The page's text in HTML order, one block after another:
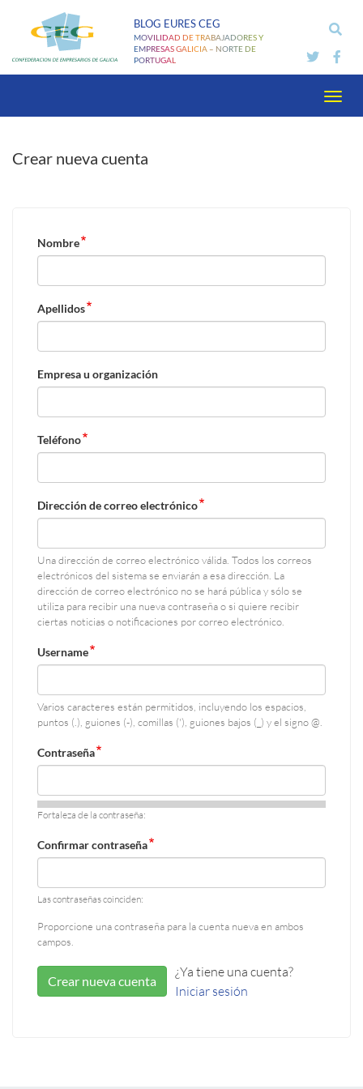
contenido
BLOG EURES CEG
MOVILIDAD DE TRABAJADORES Y
EMPRESAS GALICIA – NORTE DE
PORTUGAL
Crear nueva cuenta
Nombre
Apellidos
Empresa u organización
Teléfono
Dirección de correo electrónico
Una dirección de correo electrónico válida. Todos los correos
electrónicos del sistema se enviarán a esa dirección. La
dirección de correo electrónico no se hará pública y sólo se
utiliza para recibir una nueva contraseña o si quiere recibir
ciertas noticias o notificaciones por correo electrónico.
Username
Varios caracteres están permitidos, incluyendo los espacios,
puntos (.), guiones (-), comillas ('), guiones bajos (_) y el signo @.
Contraseña
Fortaleza de la contraseña:
Confirmar contraseña
Las contraseñas coinciden:
Proporcione una contraseña para la cuenta nueva en ambos
campos.
Crear nueva cuenta
¿Ya tiene una cuenta?
Iniciar sesión